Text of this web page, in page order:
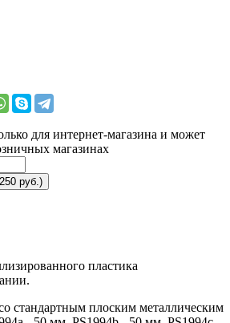
для интернет-магазина и может
магазинах
руб.)
пластика
стандартным плоским металлическим